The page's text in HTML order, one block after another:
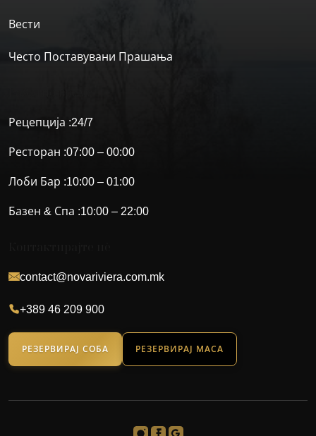
Вести
Често Поставувани Прашања
Рецепција :24/7
Ресторан :07:00 – 00:00
Лоби Бар :10:00 – 01:00
Базен & Спа :10:00 – 22:00
contact@novariviera.com.mk
+389 46 209 900
РЕЗЕРВИРАЈ СОБА РЕЗЕРВИРАЈ МАСА